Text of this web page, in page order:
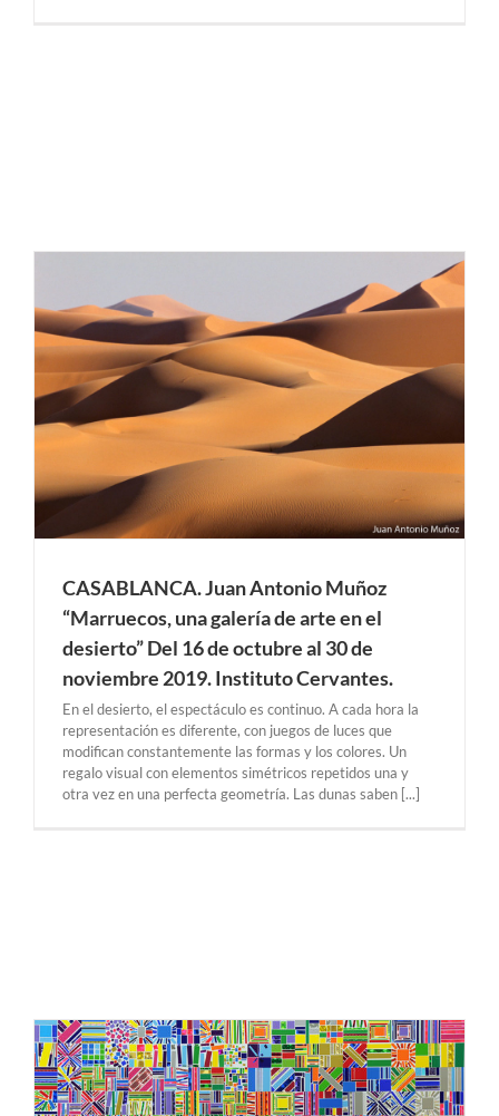
CASABLANCA. Juan Antonio Muñoz
“Marruecos, una galería de arte en el
desierto” Del 16 de octubre al 30 de
noviembre 2019. Instituto Cervantes.
En el desierto, el espectáculo es continuo. A cada hora la
representación es diferente, con juegos de luces que
modifican constantemente las formas y los colores. Un
regalo visual con elementos simétricos repetidos una y
otra vez en una perfecta geometría. Las dunas saben [...]